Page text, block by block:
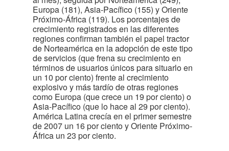
Europa (181), Asia-Pacífico (155) y Oriente
Próximo-África (119). Los porcentajes de
crecimiento registrados en las diferentes
regiones confirman también el papel tractor
de Norteamérica en la adopción de este tipo
de servicios (que frena su crecimiento en
términos de usuarios únicos para situarlo en
un 10 por ciento) frente al crecimiento
explosivo y más tardío de otras regiones
como Europa (que crece un 19 por ciento) o
Asia-Pacífico (que lo hace al 29 por ciento).
América Latina crecía en el primer semestre
de 2007 un 16 por ciento y Oriente Próximo-
África un 23 por ciento.